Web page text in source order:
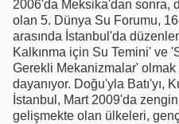
2006'da Meksika'dan sonra,
olan 5. Dünya Su Forumu,
arasında İstanbul'da
Kalkınma için Su Temini' ve
Gerekli Mekanizmalar'
dayanıyor. Doğu'yla Batı'yı,
İstanbul, Mart 2009'da
gelişmekte olan ülkeleri,